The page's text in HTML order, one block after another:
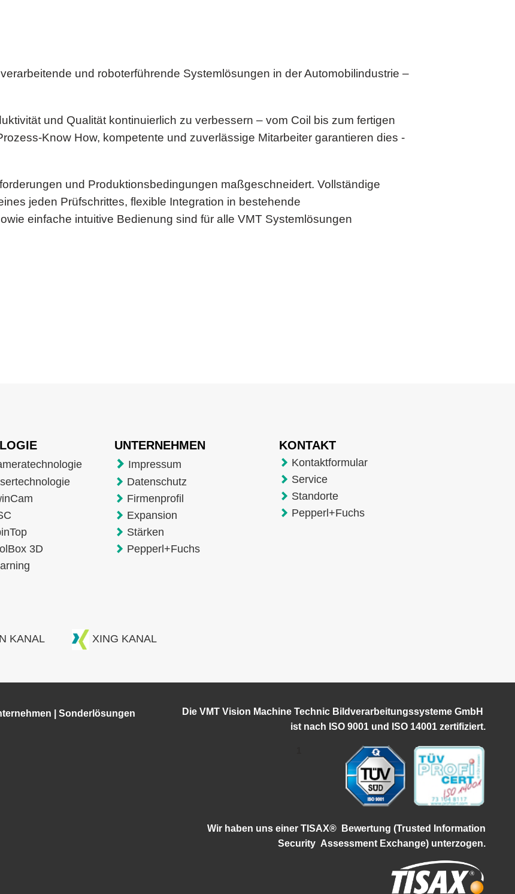
und roboterführende Systemlösungen in der Automobilindustrie –
und Qualität kontinuierlich zu verbessern – vom Coil bis zum fertigen
Know How, kompetente und zuverlässige Mitarbeiter garantieren dies -
und Produktionsbedingungen maßgeschneidert. Vollständige
jeden Prüfschrittes, flexible Integration in bestehende
einfache intuitive Bedienung sind für alle VMT Systemlösungen
3D
UNTERNEHMEN
Impressum
Datenschutz
Firmenprofil
Expansion
Stärken
Pepperl+Fuchs
KONTAKT
Kontaktformular
Service
Standorte
Pepperl+Fuchs
KANAL XING KANAL
Sonderlösungen
Die VMT Vision Machine Technic Bildverarbeitungssysteme GmbH
ist nach ISO 9001 und ISO 14001 zertifiziert.
Wir haben uns einer TISAX®
Bewertung (Trusted Information
Security Assessment Exchange) unterzogen.